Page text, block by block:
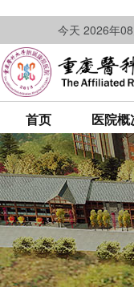
今天 2026年
首页 医院概